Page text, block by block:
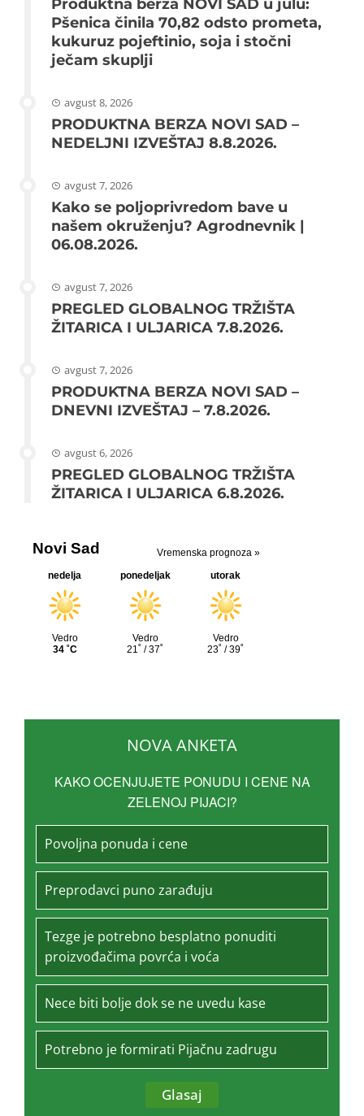
Produktna berza NOVI SAD u julu:
Pšenica činila 70,82 odsto prometa,
kukuruz pojeftinio, soja i stočni
ječam skuplji
avgust 8, 2026
PRODUKTNA BERZA NOVI SAD –
NEDELJNI IZVEŠTAJ 8.8.2026.
avgust 7, 2026
Kako se poljoprivredom bave u
našem okruženju? Agrodnevnik |
06.08.2026.
avgust 7, 2026
PREGLED GLOBALNOG TRŽIŠTA
ŽITARICA I ULJARICA 7.8.2026.
avgust 7, 2026
PRODUKTNA BERZA NOVI SAD –
DNEVNI IZVEŠTAJ – 7.8.2026.
avgust 6, 2026
PREGLED GLOBALNOG TRŽIŠTA
ŽITARICA I ULJARICA 6.8.2026.
NOVA ANKETA
KAKO OCENJUJETE PONUDU I CENE NA
ZELENOJ PIJACI?
Povoljna ponuda i cene
Preprodavci puno zarađuju
Tezge je potrebno besplatno ponuditi
proizvođačima povrća i voća
Nece biti bolje dok se ne uvedu kase
Potrebno je formirati Pijačnu zadrugu